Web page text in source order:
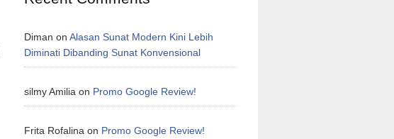
Diman on Alasan Sunat Modern Kini Lebih
Diminati Dibanding Sunat Konvensional
silmy Amilia on Promo Google Review!
Frita Rofalina on Promo Google Review!